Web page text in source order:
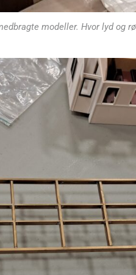
modeller. Hvor lyd og